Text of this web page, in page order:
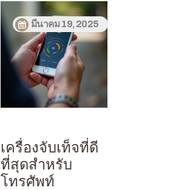
มีนาคม 19, 2025
เครื่องจับเท็จที่ดี
ที่สุดสำหรับ
โทรศัพท์